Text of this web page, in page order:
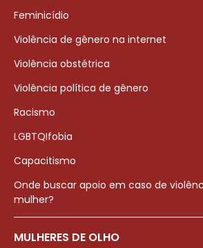
Feminicídio
Violência de gênero na internet
Violência obstétrica
Violência política de gênero
Racismo
LGBTQIfobia
Capacitismo
Onde buscar apoio em caso de
mulher?
MULHERES DE OLHO